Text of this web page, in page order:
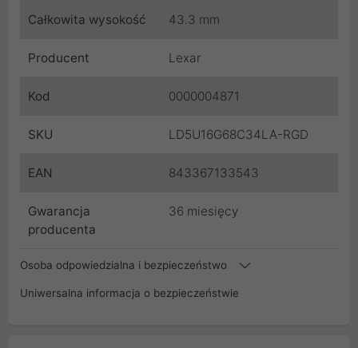
Całkowita wysokość 43.3 mm
Producent Lexar
Kod 0000004871
SKU LD5U16G68C34LA-RGD
EAN 843367133543
Gwarancja
producenta
36 miesięcy
Osoba odpowiedzialna i bezpieczeństwo
Uniwersalna informacja o bezpieczeństwie